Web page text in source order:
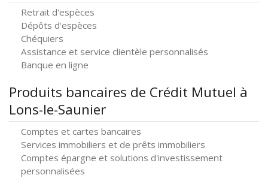
Retrait d'espèces
Dépôts d'espèces
Chéquiers
Assistance et service clientèle personnalisés
Banque en ligne
Produits bancaires de Crédit Mutuel à
Lons-le-Saunier
Comptes et cartes bancaires
Services immobiliers et de prêts immobiliers
Comptes épargne et solutions d'investissement
personnalisées